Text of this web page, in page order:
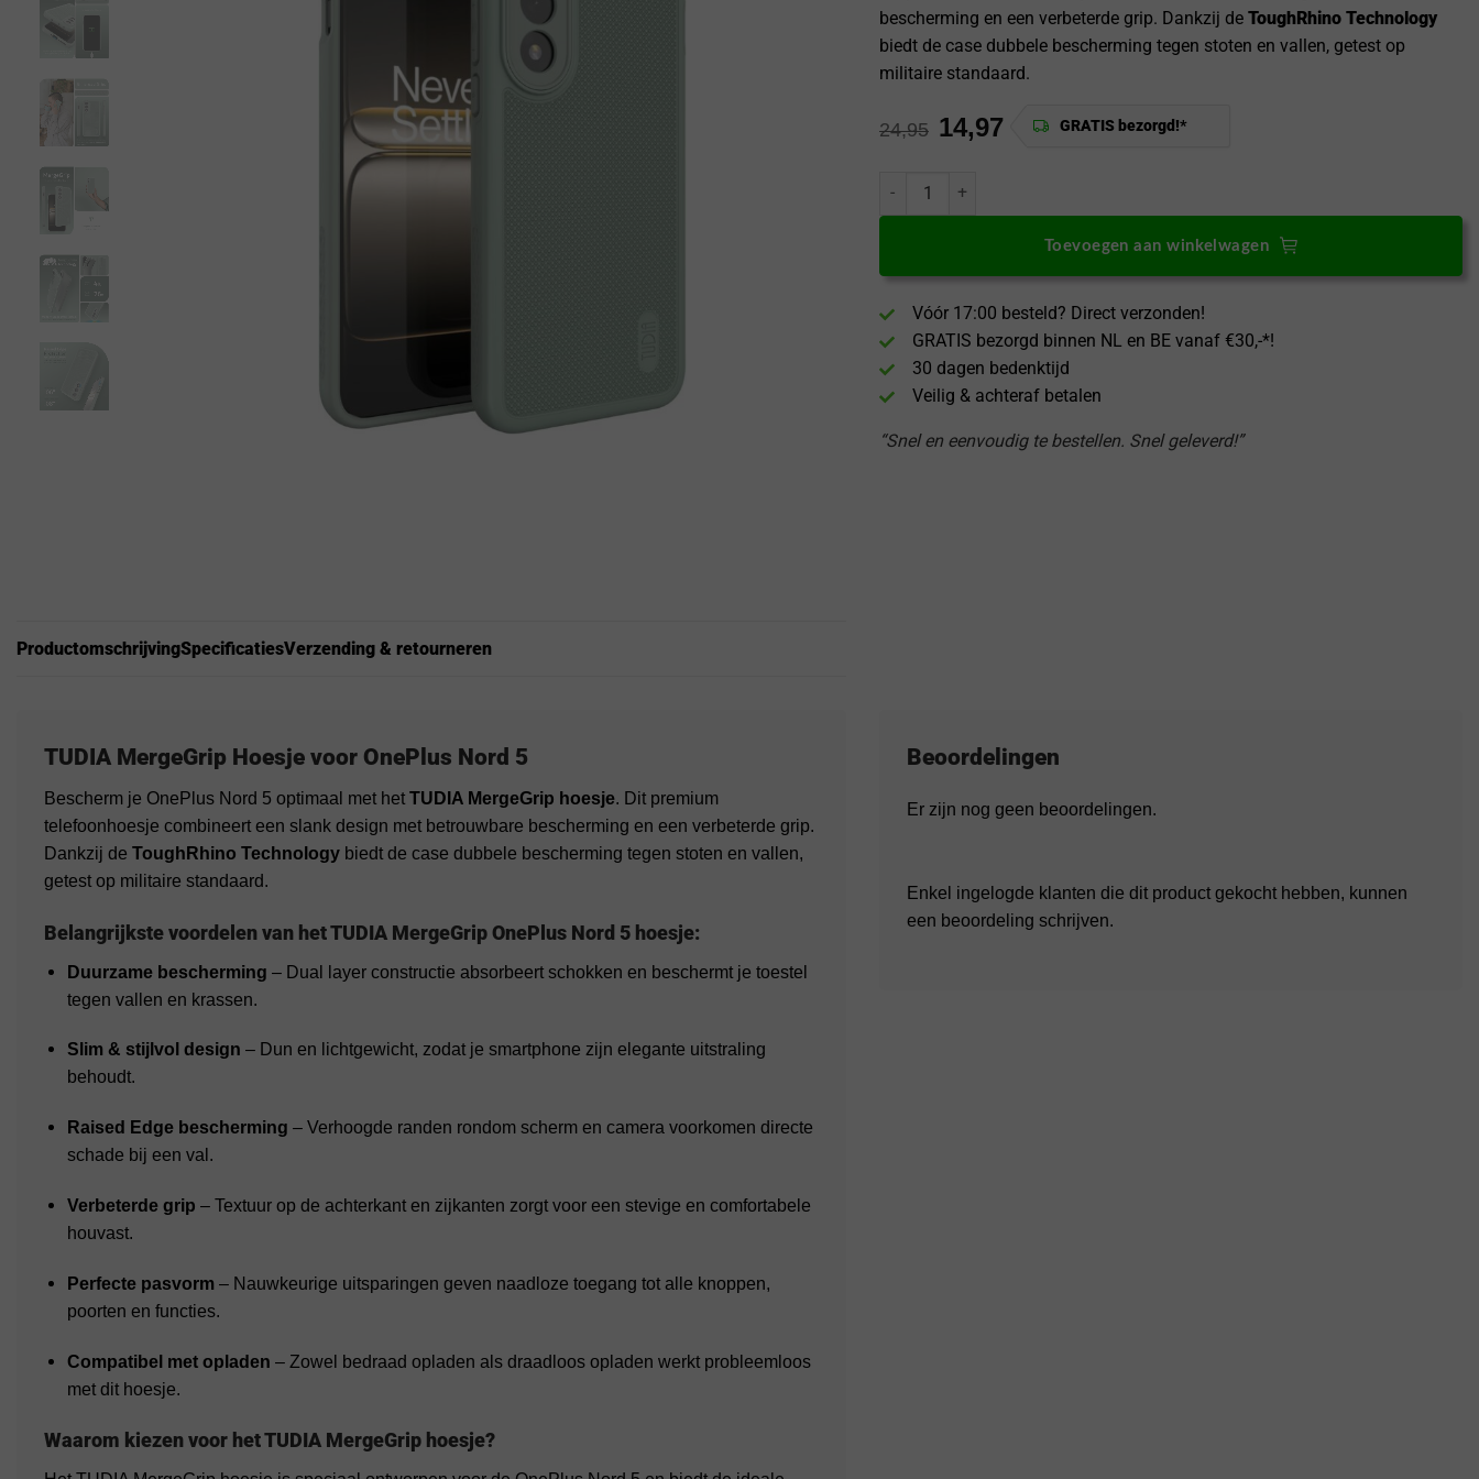
bescherming en een verbeterde grip. Dankzij de ToughRhino Technology
biedt de case dubbele bescherming tegen stoten en vallen, getest op
militaire standaard.
GRATIS bezorgd!*
24,95 14,97
Tudia OnePlus Nord 5 hoesje Dual Layer MergeGrip Lichtgroen aantal
Toevoegen aan winkelwagen
Vóór 17:00 besteld? Direct verzonden!
GRATIS bezorgd binnen NL en BE vanaf €30,-*!
30 dagen bedenktijd
Veilig & achteraf betalen
“Snel en eenvoudig te bestellen. Snel geleverd!”
ProductomschrijvingSpecificatiesVerzending & retourneren
TUDIA MergeGrip Hoesje voor OnePlus Nord 5
Bescherm je OnePlus Nord 5 optimaal met het TUDIA MergeGrip hoesje. Dit premium
telefoonhoesje combineert een slank design met betrouwbare bescherming en een verbeterde grip.
Dankzij de ToughRhino Technology biedt de case dubbele bescherming tegen stoten en vallen,
getest op militaire standaard.
Belangrijkste voordelen van het TUDIA MergeGrip OnePlus Nord 5 hoesje:
Duurzame bescherming – Dual layer constructie absorbeert schokken en beschermt je toestel
tegen vallen en krassen.
Slim & stijlvol design – Dun en lichtgewicht, zodat je smartphone zijn elegante uitstraling
behoudt.
Raised Edge bescherming – Verhoogde randen rondom scherm en camera voorkomen directe
schade bij een val.
Verbeterde grip – Textuur op de achterkant en zijkanten zorgt voor een stevige en comfortabele
houvast.
Perfecte pasvorm – Nauwkeurige uitsparingen geven naadloze toegang tot alle knoppen,
poorten en functies.
Compatibel met opladen – Zowel bedraad opladen als draadloos opladen werkt probleemloos
met dit hoesje.
Waarom kiezen voor het TUDIA MergeGrip hoesje?
Beoordelingen
Er zijn nog geen beoordelingen.
Enkel ingelogde klanten die dit product gekocht hebben, kunnen
een beoordeling schrijven.